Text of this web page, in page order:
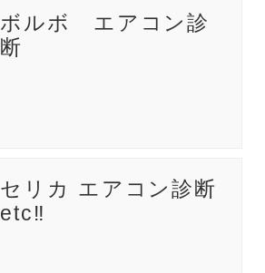
ボルボ エアコン診
断
セリカ エアコン診断
etc‼️